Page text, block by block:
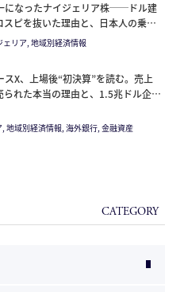
になったナイジェリア株──ドル建
ピを抜いた理由と、日本人の乗り
ェリア, 地域別経済情報
X、上場後“初決算”を読む。売上
れた本当の理由と、1.5兆ドル企業
地域別経済情報, 海外銀行, 金融資産